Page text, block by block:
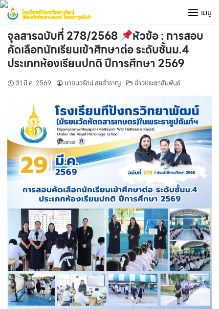
Skip
content
เมนู
จุลสารฉบับที่ 278/2568
หัวข้อ : การสอบ
คัดเลือกนักเรียนเข้าศึกษาต่อ ระดับชั้นม.4
ประเภทห้องเรียนปกติ ปีการศึกษา 2569
31 มี.ค. 2569 นายนวรัตน์ สุขสำราญ ข่าวประชาสัมพันธ์